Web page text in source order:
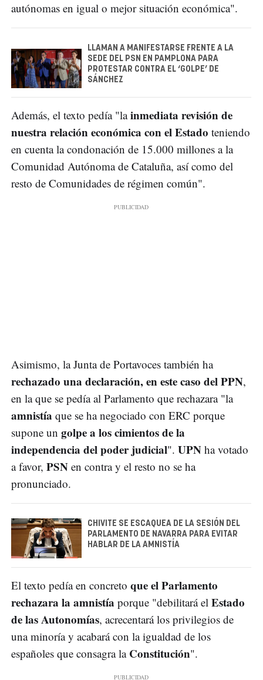
autónomas en igual o mejor situación económica".
LLAMAN A MANIFESTARSE FRENTE A LA
SEDE DEL PSN EN PAMPLONA PARA
PROTESTAR CONTRA EL ‘GOLPE’ DE
SÁNCHEZ
Además, el texto pedía "lainmediata revisión de
nuestra relación económica con el Estado teniendo
en cuenta la condonación de 15.000 millones a la
Comunidad Autónoma de Cataluña, así como del
resto de Comunidades de régimen común".
Asimismo, la Junta de Portavoces también ha
rechazado una declaración, en este caso del PPN,
en la que se pedía al Parlamento que rechazara "la
amnistía que se ha negociado con ERC porque
supone un golpe a los cimientos de la
independencia del poder judicial". UPN ha votado
a favor, PSN en contra y el resto no se ha
pronunciado.
CHIVITE SE ESCAQUEA DE LA SESIÓN DEL
PARLAMENTO DE NAVARRA PARA EVITAR
HABLAR DE LA AMNISTÍA
El texto pedía en concreto que el Parlamento
rechazara la amnistía porque "debilitará el Estado
de las Autonomías, acrecentará los privilegios de
una minoría y acabará con la igualdad de los
españoles que consagra la Constitución".